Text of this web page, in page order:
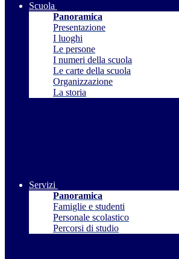
Scuola
Panoramica
Presentazione
I luoghi
Le persone
I numeri della scuola
Le carte della scuola
Organizzazione
La storia
Servizi
Panoramica
Famiglie e studenti
Personale scolastico
Percorsi di studio